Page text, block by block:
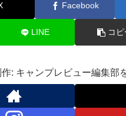
Facebook
LINE コピ
: キャンプレビュー編集部